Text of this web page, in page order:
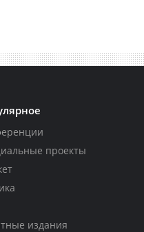
проекты
издания